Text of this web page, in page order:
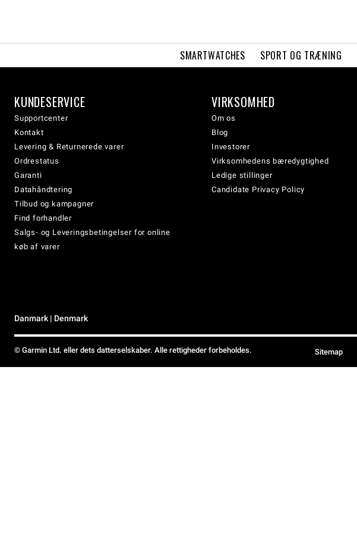
SMARTWATCHES SPORT OG TRÆNING
KUNDESERVICE
Supportcenter
Kontakt
Levering & Returnerede varer
Ordrestatus
Garanti
Datahåndtering
Tilbud og kampagner
Find forhandler
Salgs- og Leveringsbetingelser for online
køb af varer
VIRKSOMHED
Om os
Blog
Investorer
Virksomhedens bæredygtighed
Ledige stillinger
Candidate Privacy Policy
Danmark | Denmark
© Garmin Ltd. eller dets datterselskaber. Alle rettigheder forbeholdes. Sitemap